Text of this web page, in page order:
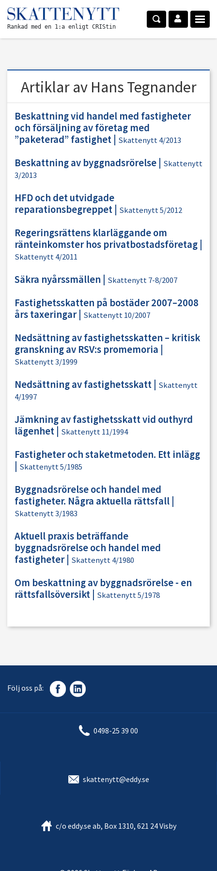
Rankad med en 1:a enligt CRIStin
Artiklar av Hans Tegnander
Beskattning vid handel med fastigheter
och försäljning av företag med
”paketerad” fastighet
Skattenytt 4/2013
Beskattning av byggnadsrörelse
Skattenytt
3/2013
HFD och det utvidgade
reparationsbegreppet
Skattenytt 5/2012
Regeringsrättens klarläggande om
ränteinkomster hos privatbostadsföretag
Skattenytt 4/2011
Säkra nyårssmällen Skattenytt 7-8/2007
Fastighetsskatten på bostäder 2007–2008
års taxeringar| Skattenytt 10/2007
Nedsättning av fastighetsskatten – kritisk
granskning av RSV:s promemoria
Skattenytt 3/1999
Nedsättning av fastighetsskatt
Skattenytt
4/1997
Jämkning av fastighetsskatt vid outhyrd
lägenhet
Skattenytt 11/1994
Fastigheter och staketmetoden. Ett inlägg
Skattenytt 5/1985
Byggnadsrörelse och handel med
fastigheter. Några aktuella rättsfall
Skattenytt 3/1983
Aktuell praxis beträffande
byggnadsrörelse och handel med
fastigheter| Skattenytt 4/1980
Om beskattning av byggnadsrörelse - en
rättsfallsöversikt
Skattenytt 5/1978
Följ oss på:
0498-25 39 00
skattenytt@eddy.se
c/o eddy.se ab, Box 1310, 621 24 Visby